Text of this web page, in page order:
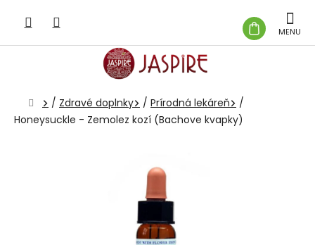
obsah
KOŠÍK
Domov
/ Zdravé doplnky / Prírodná lekáreň
/
Honeysuckle - Zemolez kozí (Bachove kvapky)